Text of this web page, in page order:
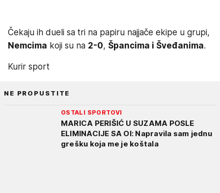
Čekaju ih dueli sa tri na papiru najjače ekipe u grupi,
Nemcima koji su na 2-0, Špancima i Šveđanima.
Kurir sport
NE PROPUSTITE
OSTALI SPORTOVI
MARICA PERIŠIĆ U SUZAMA POSLE
ELIMINACIJE SA OI: Napravila sam jednu
grešku koja me je koštala